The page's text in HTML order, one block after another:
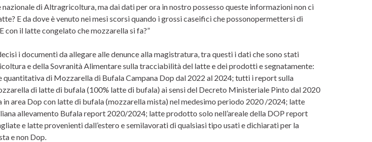
di Altragricoltura, ma dai dati per ora in nostro possesso queste informazioni non ci
E da dove è venuto nei mesi scorsi quando i grossi caseifici che possonopermettersi di
con il latte congelato che mozzarella si fa?”
i documenti da allegare alle denunce alla magistratura, tra questi i dati che sono stati
e della Sovranità Alimentare sulla tracciabilità del latte e dei prodotti e segnatamente:
di Mozzarella di Bufala Campana Dop dal 2022 al 2024; tutti i report sulla
di latte di bufala (100% latte di bufala) ai sensi del Decreto Ministeriale Pinto dal 2020
area Dop con latte di bufala (mozzarella mista) nel medesimo periodo 2020 /2024; latte
allevamento Bufala report 2020/2024; latte prodotto solo nell’areale della DOP report
e latte provenienti dall’estero e semilavorati di qualsiasi tipo usati e dichiarati per la
e non Dop.